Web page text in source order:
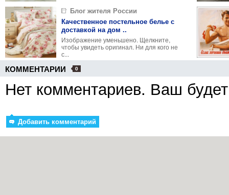
Блог жителя России
Качественное постельное белье с
доставкой на дом ..
Изображение уменьшено. Щелкните,
чтобы увидеть оригинал. Ни для кого не
с...
0
КОММЕНТАРИИ
Нет комментариев. Ваш
Добавить комментарий